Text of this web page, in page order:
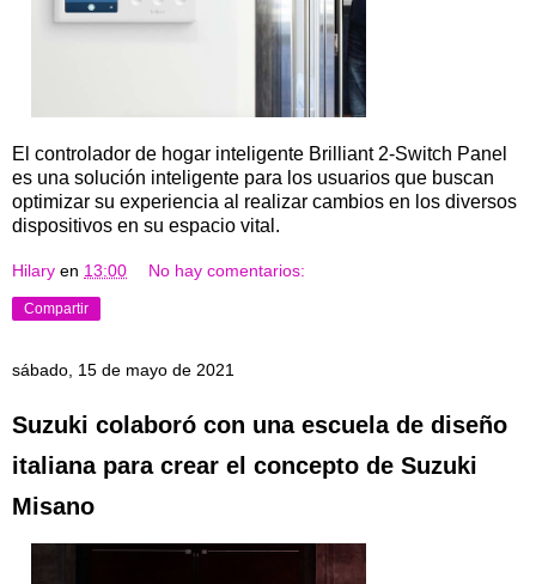
El controlador de hogar inteligente Brilliant 2-Switch Panel
es una solución inteligente para los usuarios que buscan
optimizar su experiencia al realizar cambios en los diversos
dispositivos en su espacio vital.
Hilary en 13:00 No hay comentarios:
Compartir
sábado, 15 de mayo de 2021
Suzuki colaboró con una escuela de diseño
italiana para crear el concepto de Suzuki
Misano